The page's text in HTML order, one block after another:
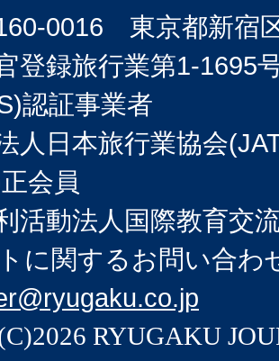
0016 東京都新宿
登録旅行業第1-
認証事業者
人日本旅行業協会
会員
活動法人国際教育交
に関するお問い合
RYUGAKU